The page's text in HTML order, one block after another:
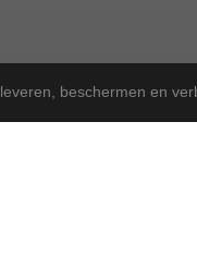
beschermen en